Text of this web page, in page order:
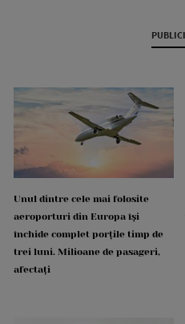
Unul dintre cele mai folosite
aeroporturi din Europa își
închide complet porțile timp de
trei luni. Milioane de pasageri,
afectați